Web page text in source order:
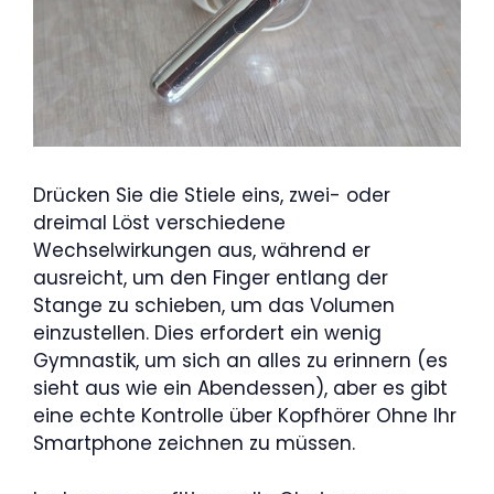
Drücken Sie die Stiele eins, zwei- oder
dreimal Löst verschiedene
Wechselwirkungen aus, während er
ausreicht, um den Finger entlang der
Stange zu schieben, um das Volumen
einzustellen. Dies erfordert ein wenig
Gymnastik, um sich an alles zu erinnern (es
sieht aus wie ein Abendessen), aber es gibt
eine echte Kontrolle über Kopfhörer Ohne Ihr
Smartphone zeichnen zu müssen.